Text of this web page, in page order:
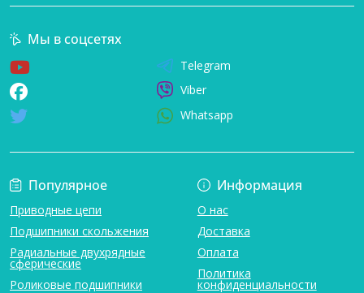
Популярное
Приводные цепи
Подшипники скольжения
Радиальные двухрядные
сферические
Роликовые подшипники
Информация
О нас
Доставка
Оплата
Политика
конфиденциальности
Мы в соцсетях
Telegram
Viber
Whatsapp